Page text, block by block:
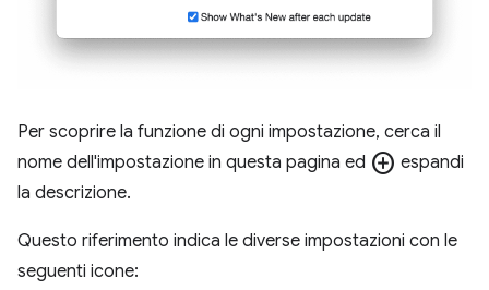
Per scoprire la funzione di ogni impostazione, cerca il
nome dell'impostazione in questa pagina ed add_circle espandi
la descrizione.
Questo riferimento indica le diverse impostazioni con le
seguenti icone: